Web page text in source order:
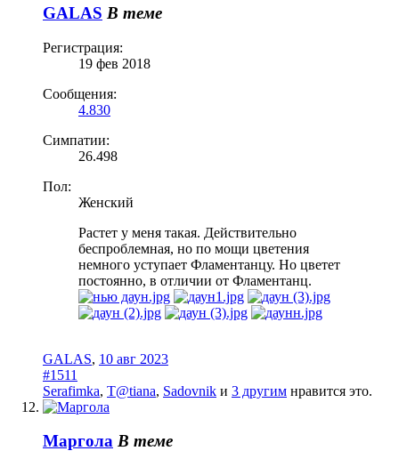
GALAS В теме
Регистрация:
19 фев 2018
Сообщения:
4.830
Симпатии:
26.498
Пол:
Женский
Растет у меня такая. Действительно
беспроблемная, но по мощи цветения
немного уступает Фламентанцу. Но цветет
постоянно, в отличии от Фламентанц.
GALAS, 10 авг 2023
#1511
Serafimka, T@tiana, Sadovnik и 3 другим нравится это.
Маргола В теме